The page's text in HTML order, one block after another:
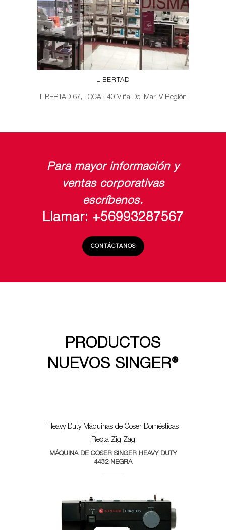
LIBERTAD
LIBERTAD 67, LOCAL 40 Viña Del Mar, V Región
Para mayor información y
ventas corporativas
escríbenos.
Llamar: +56993287567
CONTÁCTANOS
PRODUCTOS
NUEVOS SINGER®
Heavy Duty Máquinas de Coser Domésticas
Recta Zig Zag
MÁQUINA DE COSER SINGER HEAVY DUTY
4432 NEGRA